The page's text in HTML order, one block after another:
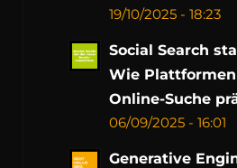
19/10/2025 - 18:23
Social Search
Wie
Online-Suche
06/09/2025 - 16:01
Generative